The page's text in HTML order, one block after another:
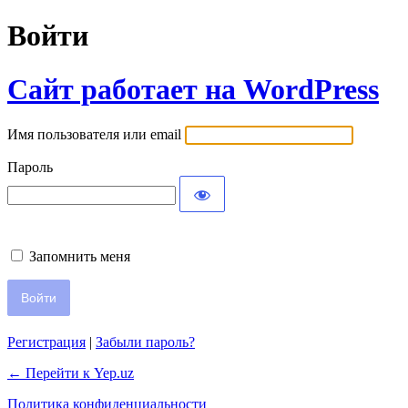
Войти
Сайт работает на WordPress
Имя пользователя или email
Пароль
Запомнить меня
Регистрация | Забыли пароль?
← Перейти к Yep.uz
Политика конфиденциальности